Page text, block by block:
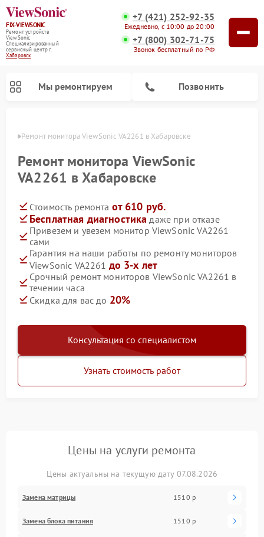
FIX-VIEWSONIC
Ремонт устройств
ViewSonic
Специализированный
cервисный центр г.
Хабаровск
+7 (421) 252-92-35
Ежедневно, с 10:00 до 20:00
+7 (800) 302-71-75
Звонок бесплатный по РФ
Мы ремонтируем Позвонить
Ремонт монитора ViewSonic VA2261 в Хабаровске
Ремонт монитора ViewSonic
VA2261 в Хабаровске
Стоимость ремонта от 610 руб.
Бесплатная диагностика даже при отказе
Привезем и увезем монитор ViewSonic VA2261
сами
Гарантия на наши работы по ремонту мониторов
ViewSonic VA2261 до 3-х лет
Срочный ремонт мониторов ViewSonic VA2261 в
течении часа
Скидка для вас до 20%
Консультация со специалистом
Узнать стоимость работ
Цены на услуги ремонта
Цены актуальны на текущую дату 07.08.2026
Замена матрицы 1510 р
Замена блока питания 1510 р